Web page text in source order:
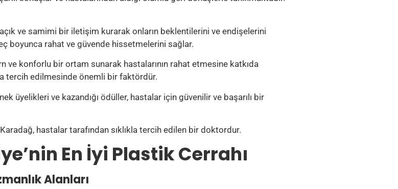
ve samimi bir iletişim kurarak onların beklentilerini ve endişelerini
boyunca rahat ve güvende hissetmelerini sağlar.
ve konforlu bir ortam sunarak hastalarının rahat etmesine katkıda
tercih edilmesinde önemli bir faktördür.
üyelikleri ve kazandığı ödüller, hastalar için güvenilir ve başarılı bir
hastalar tarafından sıklıkla tercih edilen bir doktordur.
En İyi Plastik Cerrahı
Alanları